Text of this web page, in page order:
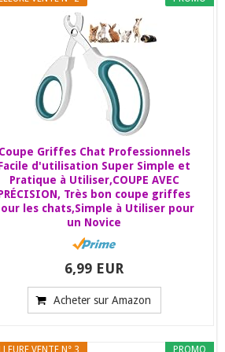
Coupe Griffes Chat Professionnels
d'utilisation Super Simple et
Pratique à Utiliser,COUPE AVEC
Très bon coupe griffes
les chats,Simple à Utiliser pour
un Novice
6,99 EUR
Acheter sur Amazon
PROMO
VENTE N° 3